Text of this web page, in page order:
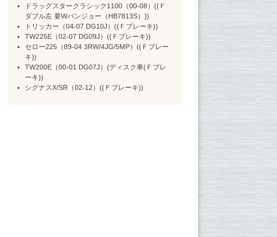
ドラッグスタークラシック1100（00-08）((Ｆ
ダブル左 要Wバンジョー（HB7813S）))
トリッカー（04-07 DG10J）((Ｆブレーキ))
TW225E（02-07 DG09J）((Ｆブレーキ))
セロー225（89-04 3RW/4JG/5MP）((Ｆブレー
キ))
TW200E（00-01 DG07J）(ディスク車(Ｆブレ
ーキ))
シグナスX/SR（02-12）((Ｆブレーキ))